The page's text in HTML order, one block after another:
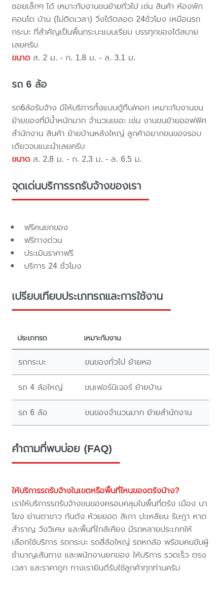
ซอยเล็กๆ ได้ เหมาะกับงานขนย้ายทั่วไป เช่น สินค้า ห้องพัก
คอนโด บ้าน (ไม่ติดเวลา) วิ่งได้ตลอด 24ชั่วโมง เหมือนรถ
กระบะ ที่สำคัญเป็นพื้นกระบะแบบเรียบ บรรทุกของได้สบาย
เลยครับ
ขนาด ส. 2 ม. - ก. 1.8 ม. - ล. 3.1 ม.
รถ 6 ล้อ
รถ6ล้อรับจ้าง มีให้บริการทั้งแบบตู้ทึบ/คอก เหมาะกับงานขน
ย้ายของที่มีน้ำหนักมาก จำนวนเยอะ เช่น งานขนย้ายออฟฟิศ
สำนักงาน สินค้า ย้ายบ้านหลังใหญ่ ลูกค้าอยากขนของรอบ
เดียวจบแนะนำเลยครับ
ขนาด ส. 2.8 ม. - ก. 2.3 ม. - ล. 6.5 ม.
จุดเด่นบริการรถรับจ้างของเรา
ฟรีคนยกของ
ฟรีทางด่วน
ประเมินราคาฟรี
บริการ 24 ชั่วโมง
เปรียบเทียบประเภทรถและการใช้งาน
ประเภทรถ เหมาะกับงาน
รถกระบะ ขนของทั่วไป ย้ายหอ
รถ 4 ล้อใหญ่ ขนเฟอร์นิเจอร์ ย้ายบ้าน
รถ 6 ล้อ ขนของจำนวนมาก ย้ายสำนักงาน
คำถามที่พบบ่อย (FAQ)
ให้บริการรถรับจ้างในเขตหรือพื้นที่ไหนของตรังบ้าง?
เราให้บริการรถรับจ้างขนของครอบคลุมในพื้นที่ตรัง เมือง นา
โยง ย่านตาขาว กันตัง ห้วยยอด สิเกา ปะเหลียน รัษฎา หาด
สำราญ วังวิเศษ และพื้นที่ใกล้เคียง มีรถหลายประเภทให้
เลือกใช้บริการ รถกระบะ รถสี่ล้อใหญ่ รถหกล้อ พร้อมคนขับผู้
ชำนาญเส้นทาง และพนักงานยกของ ให้บริการ รวดเร็ว ตรง
เวลา และราคาถูก ทางเรายินดีรับใช้ลูกค้าทุกท่านครับ